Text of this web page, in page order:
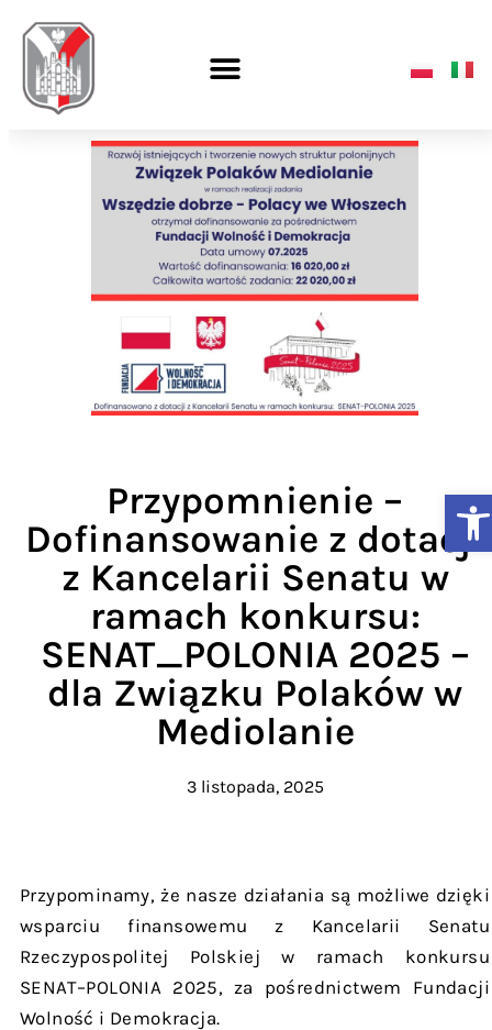
Przypomnienie –
Dofinansowanie z dotacji
z Kancelarii Senatu w
ramach konkursu:
SENAT_POLONIA 2025 –
dla Związku Polaków w
Mediolanie
3 listopada, 2025
Przypominamy, że nasze działania są możliwe dzięki
wsparciu finansowemu z Kancelarii Senatu
Rzeczypospolitej Polskiej w ramach konkursu
SENAT–POLONIA 2025, za pośrednictwem Fundacji
Wolność i Demokracja.